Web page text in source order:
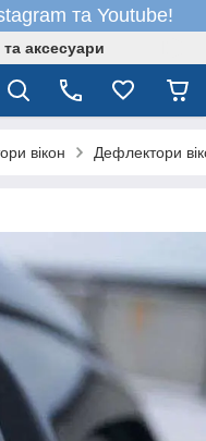
та Youtube!
аксесуари
вікон Дефлектори